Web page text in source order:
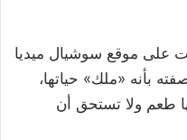
على موقع سوشيال ميديا
بأنه «ملك» حياتها،
طعم ولا تستحق أن